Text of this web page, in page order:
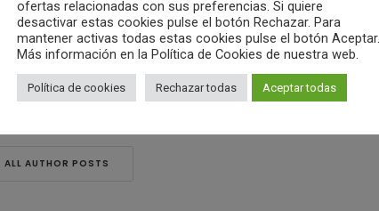
ALL AUTHOR POSTS
ofertas relacionadas con sus preferencias. Si quiere
desactivar estas cookies pulse el botón Rechazar. Para
mantener activas todas estas cookies pulse el botón Aceptar.
Más información en la Política de Cookies de nuestra web.
Política de cookies Rechazar todas Aceptar todas